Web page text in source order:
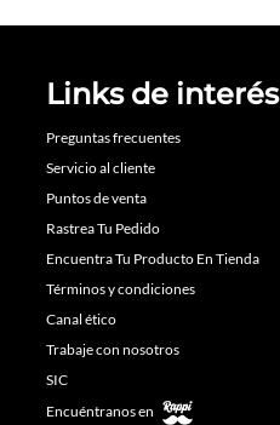
Links de interés
Preguntas frecuentes
Servicio al cliente
Puntos de venta
Rastrea Tu Pedido
Encuentra Tu Producto En Tienda
Términos y condiciones
Canal ético
Trabaje con nosotros
SIC
Encuéntranos en